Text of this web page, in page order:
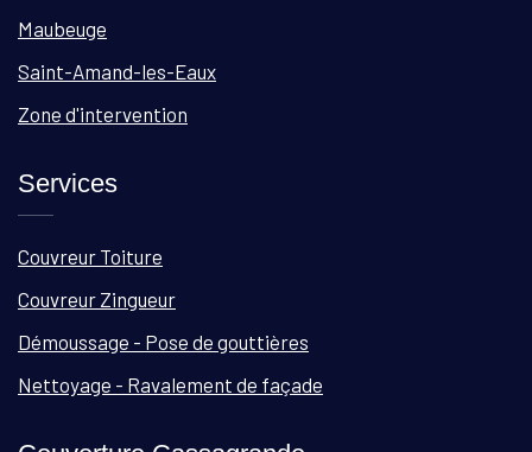
Maubeuge
Saint-Amand-les-Eaux
Zone d'intervention
Services
Couvreur Toiture
Couvreur Zingueur
Démoussage - Pose de gouttières
Nettoyage - Ravalement de façade